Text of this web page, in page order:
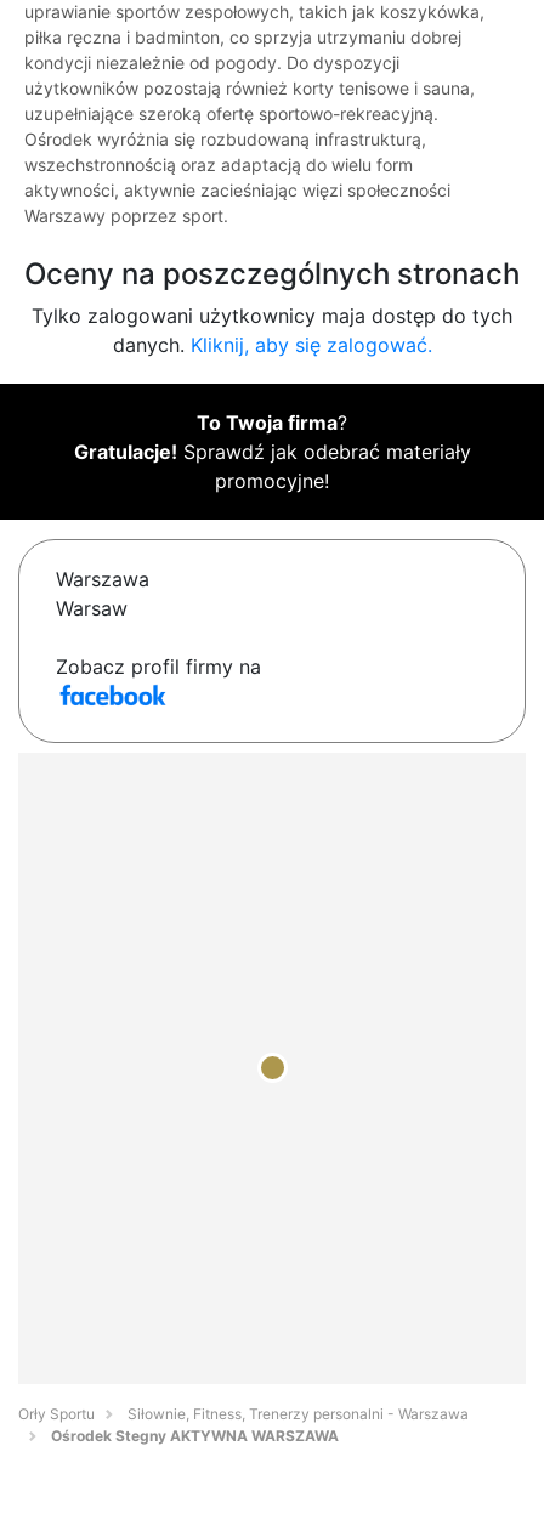
uprawianie sportów zespołowych, takich jak koszykówka,
piłka ręczna i badminton, co sprzyja utrzymaniu dobrej
kondycji niezależnie od pogody. Do dyspozycji
użytkowników pozostają również korty tenisowe i sauna,
uzupełniające szeroką ofertę sportowo-rekreacyjną.
Ośrodek wyróżnia się rozbudowaną infrastrukturą,
wszechstronnością oraz adaptacją do wielu form
aktywności, aktywnie zacieśniając więzi społeczności
Warszawy poprzez sport.
Oceny na poszczególnych stronach
Tylko zalogowani użytkownicy maja dostęp do tych
danych. Kliknij, aby się zalogować.
To Twoja firma?
Gratulacje! Sprawdź jak odebrać materiały
promocyjne!
Warszawa
Warsaw
Zobacz profil firmy na
Orły Sportu
Siłownie, Fitness, Trenerzy personalni - Warszawa
Ośrodek Stegny AKTYWNA WARSZAWA